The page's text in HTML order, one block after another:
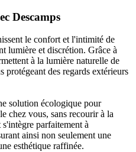
Descamps
le confort et l'intimité de
lumière et discrétion. Grâce à
à la lumière naturelle de
protégeant des regards extérieurs
solution écologique pour
chez vous, sans recourir à la
parfaitement à
ainsi non seulement une
esthétique raffinée.